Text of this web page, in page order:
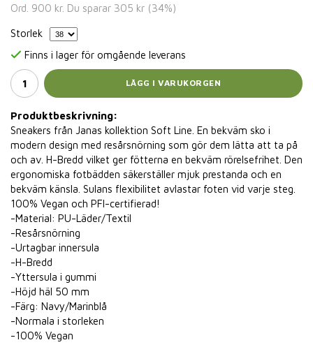
Ord. 900 kr. Du sparar 305 kr (34%)
Storlek
Finns i lager för omgående leverans
LÄGG I VARUKORGEN
Produktbeskrivning:
Sneakers från Janas kollektion Soft Line. En bekväm sko i
modern design med resårsnörning som gör dem lätta att ta på
och av. H-Bredd vilket ger fötterna en bekväm rörelsefrihet. Den
ergonomiska fotbädden säkerställer mjuk prestanda och en
bekväm känsla. Sulans flexibilitet avlastar foten vid varje steg.
100% Vegan och PFI-certifierad!
-Material: PU-Läder/Textil
-Resårsnörning
-Urtagbar innersula
-H-Bredd
-Yttersula i gummi
-Höjd häl 50 mm
-Färg: Navy/Marinblå
-Normala i storleken
-100% Vegan